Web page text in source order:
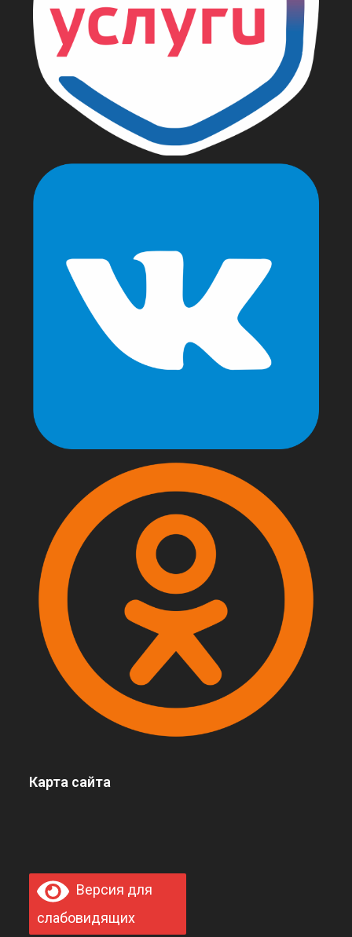
Карта сайта
Версия для
слабовидящих